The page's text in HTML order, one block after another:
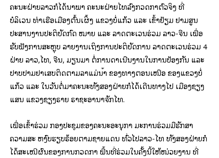
ຄະນະຝ່າຍລາວກໍໄດ້ນຳພາ ຄະນະຝ່າຍໄທລົງກວດກາຕົວຈິງ ທີ່
ບໍລິເວນ ທ່າເຮືອເມືອງຕົ້ນເຜິ້ງ ແຂວງບໍ່ແກ້ວ ແລະ ເຂົ້າຢ້ຽມ ຢາມສູນ
ປະສານງານປະຕິບັດກົດ ໝາຍ ແລະ ລາດຕະເວນຮ່ວມ ລາວ-ຈີນ ເພື່ອ
ຮັບຟັງການສະຫຼຸບ ລາຍງານເຖິງການປະຕິບັດການ ລາດຕະເວນຮ່ວມ 4
ຝ່າຍ ລາວ,ໄທ, ຈີນ, ມຽນມາ ຕໍ່ການດຳເນີນງານໃນການປ້ອງກັນ ແລະ
ປາບປາມຢາເສບຕິດຕາມລຳແມ່ນໍ້າ ຂອງທາງຕອນເໜືອ ຂອງແຂວງບໍ່
ແກ້ວ ແລະ ໃນວັນຕໍ່ມາຄະນະທັງສອງຝ່າຍກໍໄດ້ເດີນທາງໄປ ເມືອງຊຽງ
ແສນ ແຂວງຊຽງຣາຍ ຣາຊະອານາຈັກໄທ.
ເພື່ອເຂົ້າຮ່ວມ ກອງປະຊຸມຂອງຄະນະອະນຸກຳ ມະການຮ່ວມມືຮັກສາ
ຄວາມສະ ຫງົບຮຽບຮ້ອຍຕາມຊາຍແດນ ທົ່ວໄປລາວ-ໄທ ທັງສອງຝ່າຍກໍ
ໄດ້ສະເໜີຜົນຂອງການກວດກາ ພື້ນທີ່ຮ່ວມໃນຄັ້ງນີ້ໃຫ້ໜ່ວຍງານ ທີ່